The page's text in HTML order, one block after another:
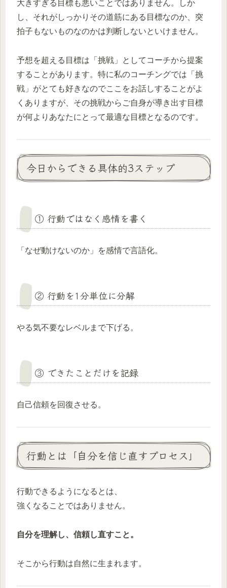
大きすぎる目標も悪いことではありません。しか
し、それがしっかりその道筋にある目標なのか、突
拍子もないものなのかは判断しないといけません。
予想を超える目標は「挑戦」としてコーチから提案
することがあります。特に私のコーチングでは「挑
戦」がとても好きなのでここをお話しすることがよ
くありますが、その挑戦からご自身が導き出す目標
が何よりあなたにとって最適な目標となるのです。
今日からできる具体的3ステップ
① 行動ではなく感情を書く
「なぜ動けないのか」を感情で言語化。
② 行動を1分単位に分解
やる気不要なレベルまで下げる。
③ できたことだけを記録
自己信頼を回復させる。
行動とは「自分を信じ直すプロセス」
行動できるようになるとは、
強くなることではありません。
自分を理解し、信頼し直すこと。
そこから行動は自然に生まれます。